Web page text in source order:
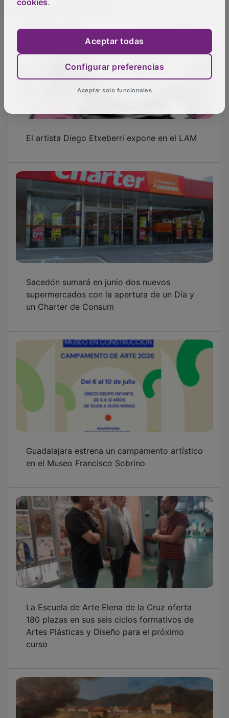
Sacedón sumará en junio dos nuevos
supermercados con la apertura de un Día y
un Charter de Consum
Guadalajara estrena un campamento artístico
en el Museo Francisco Sobrino
La Escuela de Arte Elena de la Cruz oferta
180 plazas en sus seis ciclos formativos de
Artes Plásticas y Diseño para el próximo
El Real Sitio de La Isabela emerge de las
aguas de Buendía gracias a Brambila
cookies.
Aceptar todas
Configurar preferencias
Aceptar solo funcionales